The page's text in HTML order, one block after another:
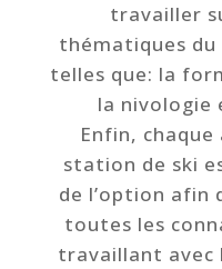
travailler
thématiques du
telles que: la
la nivologie
Enfin,
station de ski
de l’option afin
toutes les
travaillant avec